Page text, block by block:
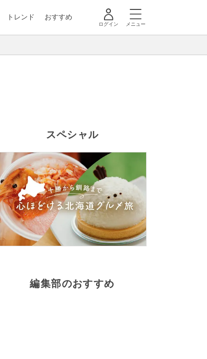
トレンド おすすめ
ログイン メニュー
スペシャル
編集部のおすすめ